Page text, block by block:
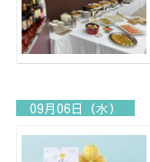
09月06日（水）